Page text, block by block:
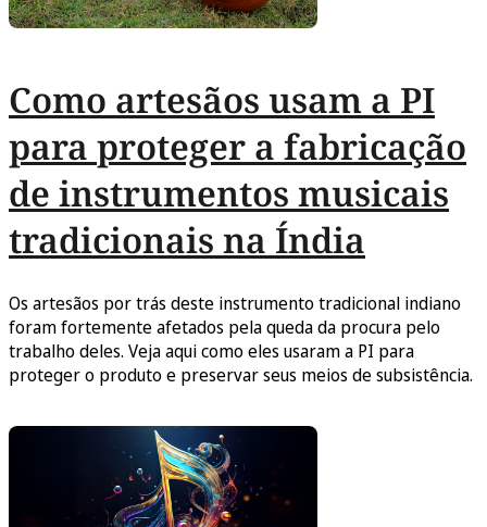
Como artesãos usam a PI
para proteger a fabricação
de instrumentos musicais
tradicionais na Índia
Os artesãos por trás deste instrumento tradicional indiano
foram fortemente afetados pela queda da procura pelo
trabalho deles. Veja aqui como eles usaram a PI para
proteger o produto e preservar seus meios de subsistência.